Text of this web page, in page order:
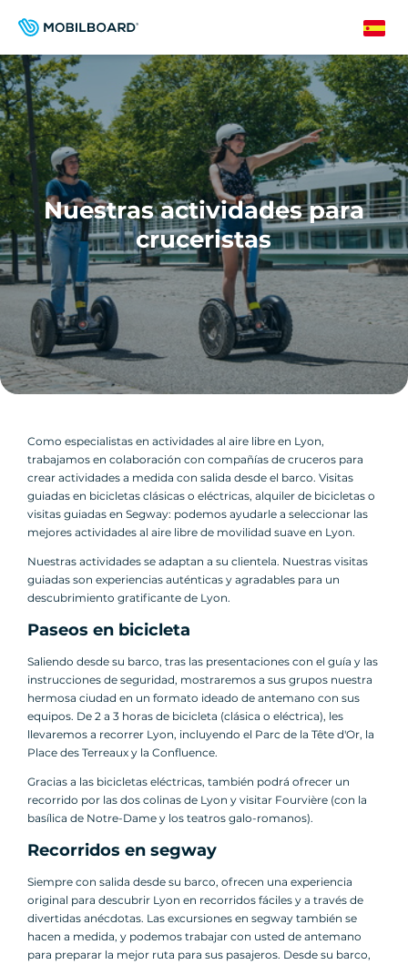
principal
Spanish
Nuestras actividades para
cruceristas
Como especialistas en actividades al aire libre en Lyon,
trabajamos en colaboración con compañías de cruceros para
crear actividades a medida con salida desde el barco. Visitas
guiadas en bicicletas clásicas o eléctricas, alquiler de bicicletas o
visitas guiadas en Segway: podemos ayudarle a seleccionar las
mejores actividades al aire libre de movilidad suave en Lyon.
Nuestras actividades se adaptan a su clientela. Nuestras visitas
guiadas son experiencias auténticas y agradables para un
descubrimiento gratificante de Lyon.
Paseos en bicicleta
Saliendo desde su barco, tras las presentaciones con el guía y las
instrucciones de seguridad, mostraremos a sus grupos nuestra
hermosa ciudad en un formato ideado de antemano con sus
equipos. De 2 a 3 horas de bicicleta (clásica o eléctrica), les
llevaremos a recorrer Lyon, incluyendo el Parc de la Tête d'Or, la
Place des Terreaux y la Confluence.
Gracias a las bicicletas eléctricas, también podrá ofrecer un
recorrido por las dos colinas de Lyon y visitar Fourvière (con la
basílica de Notre-Dame y los teatros galo-romanos).
Recorridos en segway
Siempre con salida desde su barco, ofrecen una experiencia
original para descubrir Lyon en recorridos fáciles y a través de
divertidas anécdotas. Las excursiones en segway también se
hacen a medida, y podemos trabajar con usted de antemano
para preparar la mejor ruta para sus pasajeros. Desde su barco,